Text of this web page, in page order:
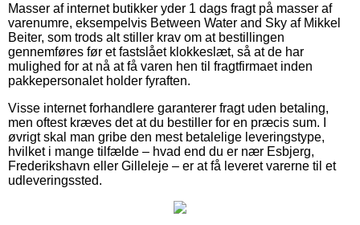
Masser af internet butikker yder 1 dags fragt på masser af
varenumre, eksempelvis Between Water and Sky af Mikkel
Beiter, som trods alt stiller krav om at bestillingen
gennemføres før et fastslået klokkeslæt, så at de har
mulighed for at nå at få varen hen til fragtfirmaet inden
pakkepersonalet holder fyraften.
Visse internet forhandlere garanterer fragt uden betaling,
men oftest kræves det at du bestiller for en præcis sum. I
øvrigt skal man gribe den mest betalelige leveringstype,
hvilket i mange tilfælde – hvad end du er nær Esbjerg,
Frederikshavn eller Gilleleje – er at få leveret varerne til et
udleveringssted.